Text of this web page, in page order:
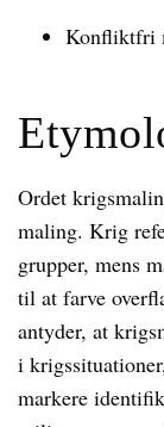
Konfliktfri
Ordet
maling. Krig
grupper, mens
til at farve
antyder, at
i
markere